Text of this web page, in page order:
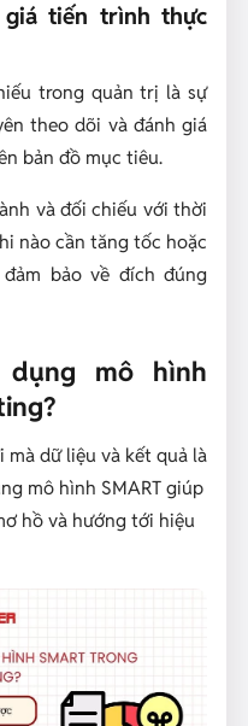
tiến trình thực
trong quản trị là sự
theo dõi và đánh giá
bản đồ mục tiêu.
và đối chiếu với thời
nào cần tăng tốc hoặc
bảo về đích đúng
mô hình
dữ liệu và kết quả là
mô hình SMART giúp
hồ và hướng tới hiệu